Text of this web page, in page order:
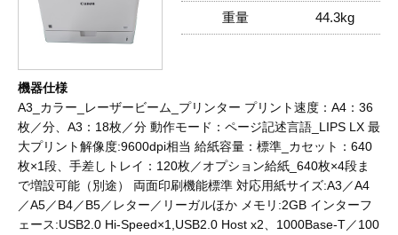
重量 44.3kg
機器仕様
A3_カラー_レーザービーム_プリンター プリント速度：A4：36
枚／分、A3：18枚／分 動作モード：ページ記述言語_LIPS LX 最
大プリント解像度:9600dpi相当 給紙容量：標準_カセット：640
枚×1段、手差しトレイ：120枚／オプション給紙_640枚×4段ま
で増設可能（別途） 両面印刷機能標準 対応用紙サイズ:A3／A4
／A5／B4／B5／レター／リーガルほか メモリ:2GB インターフ
ェース:USB2.0 Hi-Speed×1,USB2.0 Host x2、1000Base-T／100